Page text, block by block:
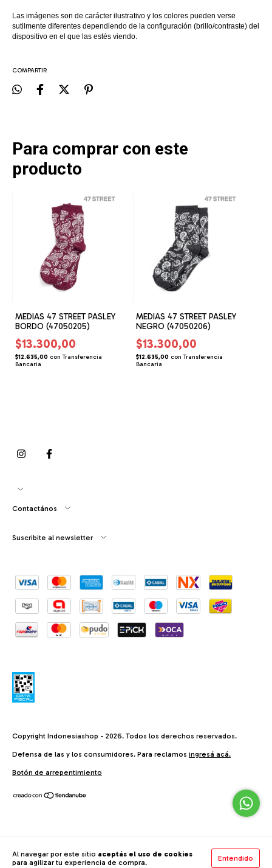
Al navegar por este sitio aceptás el uso de cookies
para agilizar tu experiencia de compra.
Entendido
Las imágenes son de carácter ilustrativo y los colores pueden verse
sutilmente diferentes dependiendo de la configuración (brillo/contraste) del
dispositivo en el que las estés viendo.
COMPARTIR
Para comprar con este
producto
MEDIAS 47 STREET PASLEY
BORDO (47050205)
$13.300,00
$12.635,00 con Transferencia
Bancaria
MEDIAS 47 STREET PASLEY
NEGRO (47050206)
$13.300,00
$12.635,00 con Transferencia
Bancaria
Contactános
Suscribite al newsletter
Copyright Indonesiashop - 2026. Todos los derechos reservados.
Defensa de las y los consumidores. Para reclamos ingresá acá.
Botón de arrepentimiento